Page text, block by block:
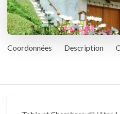
Coordonnées Description